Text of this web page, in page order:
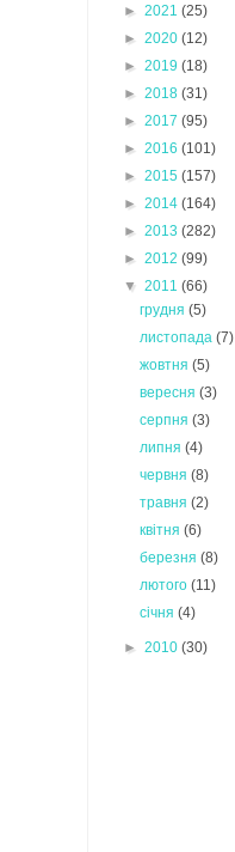
► 2021 (25)
► 2020 (12)
► 2019 (18)
► 2018 (31)
► 2017 (95)
► 2016 (101)
► 2015 (157)
► 2014 (164)
► 2013 (282)
► 2012 (99)
▼ 2011 (66)
грудня(5)
листопада(7)
жовтня(5)
вересня(3)
серпня(3)
липня(4)
червня(8)
травня(2)
квітня(6)
березня(8)
лютого(11)
січня(4)
► 2010 (30)